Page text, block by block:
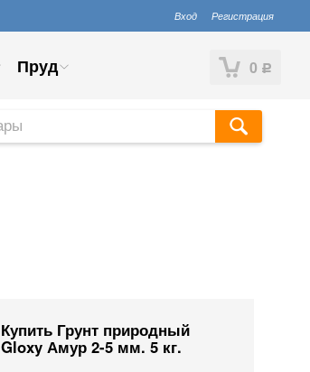
Вход Регистрация
0 Р
Пруд
Купить Грунт природный
Gloxy Амур 2-5 мм. 5 кг.